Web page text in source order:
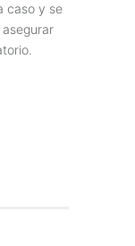
caso y se